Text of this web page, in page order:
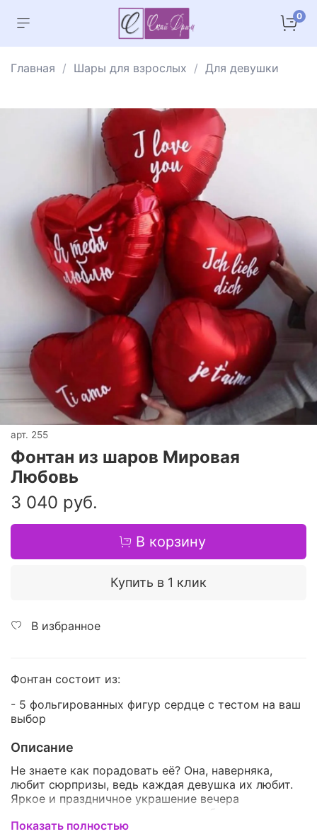
0
Главная Шары для взрослых Для девушки
арт. 255
Фонтан из шаров Мировая
Любовь
3 040 руб.
В корзину
Купить в 1 клик
В избранное
Фонтан состоит из:
- 5 фольгированных фигур сердце с тестом на ваш
выбор
Описание
Не знаете как порадовать её? Она, наверняка,
любит сюрпризы, ведь каждая девушка их любит.
Яркое и праздничное украшение вечера
воздушными шарами подарит незабываемые
впечатления и бесконечную радость в глазах вашей
Показать полностью